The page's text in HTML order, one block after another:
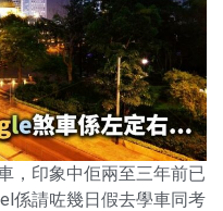
，印象中佢兩至三年前已
係請咗幾日假去學車同考